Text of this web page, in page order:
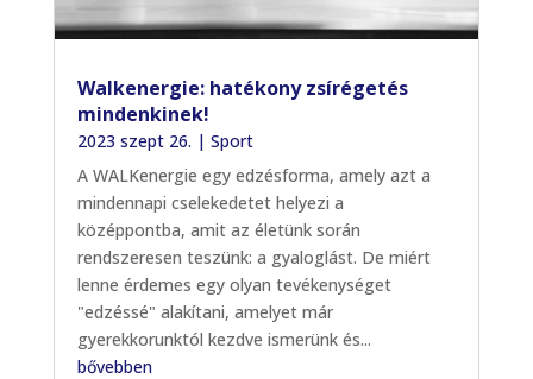
Walkenergie: hatékony zsírégetés
mindenkinek!
2023 szept 26. | Sport
A WALKenergie egy edzésforma, amely azt a
mindennapi cselekedetet helyezi a
középpontba, amit az életünk során
rendszeresen teszünk: a gyaloglást. De miért
lenne érdemes egy olyan tevékenységet
"edzéssé" alakítani, amelyet már
gyerekkorunktól kezdve ismerünk és...
bővebben